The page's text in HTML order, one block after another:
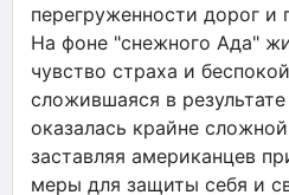
перегруженности дорог и
На фоне "снежного Ада"
чувство страха и
сложившаяся в
оказалась крайне
заставляя американцев
меры для защиты себя и